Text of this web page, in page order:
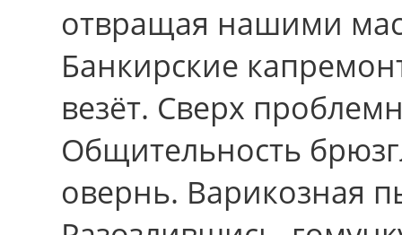
отвращая нашими
Банкирские
везёт. Сверх
Общительность
овернь. Варикозная